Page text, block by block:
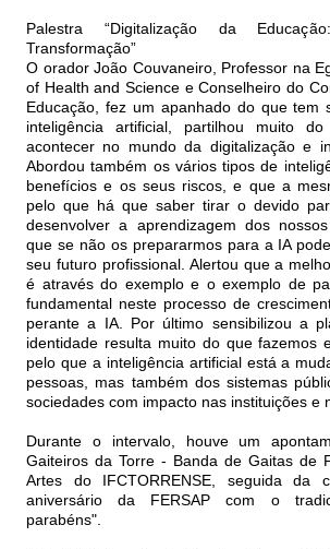
Palestra “Digitalização da
Transformação”
O orador João Couvaneiro, Professor na
of Health and Science e Conselheiro do
Educação, fez um apanhado do que tem
inteligência artificial, partilhou muito
acontecer no mundo da digitalização e
Abordou também os vários tipos de
benefícios e os seus riscos, e que a
pelo que há que saber tirar o devido
desenvolver a aprendizagem dos
que se não os prepararmos para a IA
seu futuro profissional. Alertou que a
é através do exemplo e o exemplo de
fundamental neste processo de
perante a IA. Por último sensibilizou a
identidade resulta muito do que fazemos
pelo que a inteligência artificial está a
pessoas, mas também dos sistemas
sociedades com impacto nas instituições e
Durante o intervalo, houve um
Gaiteiros da Torre - Banda de Gaitas de
Artes do IFCTORRENSE, seguida da
aniversário da FERSAP com o
parabéns".